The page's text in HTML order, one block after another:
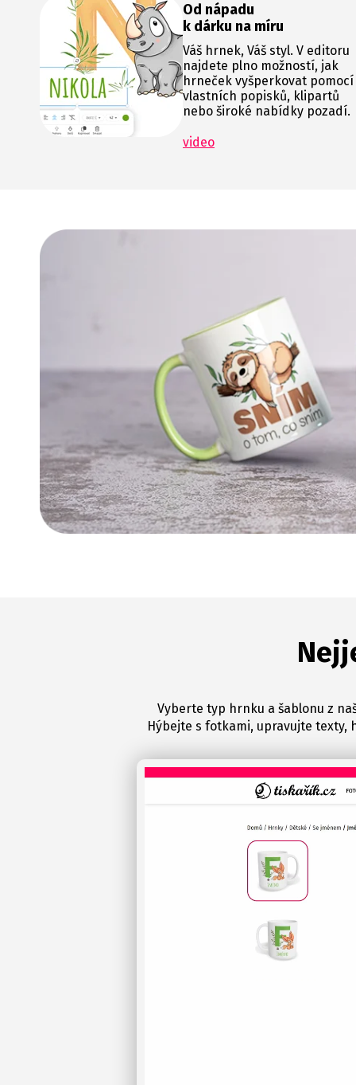
Od nápadu
k dárku na míru
Váš hrnek, Váš styl. V editoru
najdete plno možností, jak
hrneček vyšperkovat pomocí
vlastních popisků, klipartů
nebo široké nabídky pozadí.
video
Vyberte typ hrnku a šablonu z
Hýbejte s fotkami, upravujte